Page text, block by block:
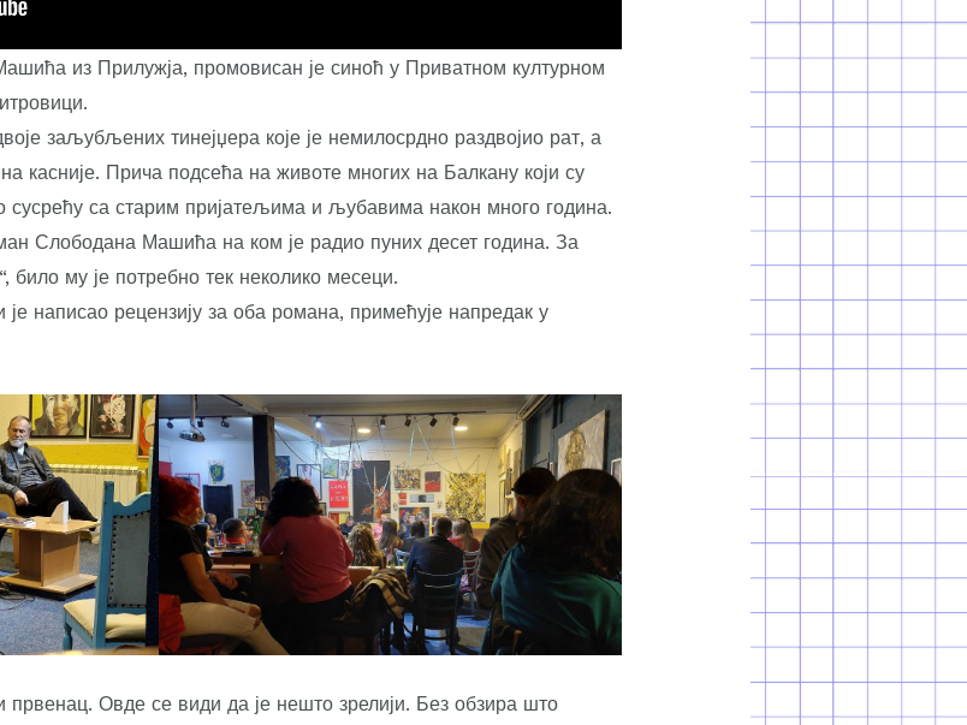
из Прилужја, промовисан је синоћ у Приватном културном
заљубљених тинејџера које је немилосрдно раздвојио рат, а
касније. Прича подсећа на животе многих на Балкану који су
сусрећу са старим пријатељима и љубавима након много година.
Слободана Машића на ком је радио пуних десет година. За
било му је потребно тек неколико месеци.
написао рецензију за оба романа, примећује напредак у
Овде се види да је нешто зрелији. Без обзира што